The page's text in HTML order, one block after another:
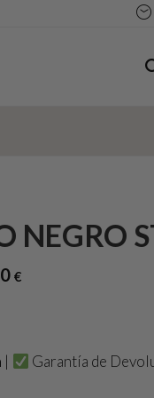
NEGRO
€
34,00 €.
| Garantía de